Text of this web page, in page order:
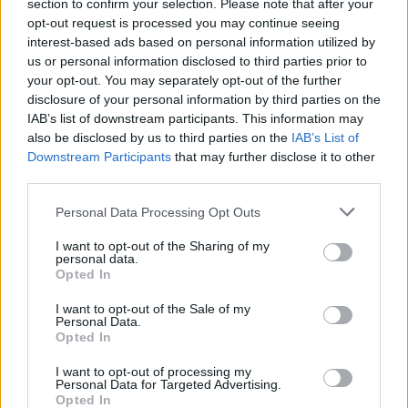
section to confirm your selection. Please note that after your
opt-out request is processed you may continue seeing
interest-based ads based on personal information utilized by
us or personal information disclosed to third parties prior to
your opt-out. You may separately opt-out of the further
disclosure of your personal information by third parties on the
IAB’s list of downstream participants. This information may
also be disclosed by us to third parties on the IAB’s List of
Downstream Participants that may further disclose it to other
Personal Data Processing Opt Outs
I want to opt-out of the Sharing of my
personal data.
Opted In
I want to opt-out of the Sale of my
Personal Data.
Opted In
I want to opt-out of processing my
Personal Data for Targeted Advertising.
Opted In
Sulme masive me dronë
ukrainas në Rusi,
autoritetet ruse njoftojnë
Kushtet e Iranit për
rihapjen e Hormuzit çojnë
lart çmimet e naftës
Si po përdoret inteligjenca
artificiale nga gjermanët
për organizimin e
pushimeve
Dronë të dyshimtë mbi
Gjermani, shtohen
dyshimet për një “sulm